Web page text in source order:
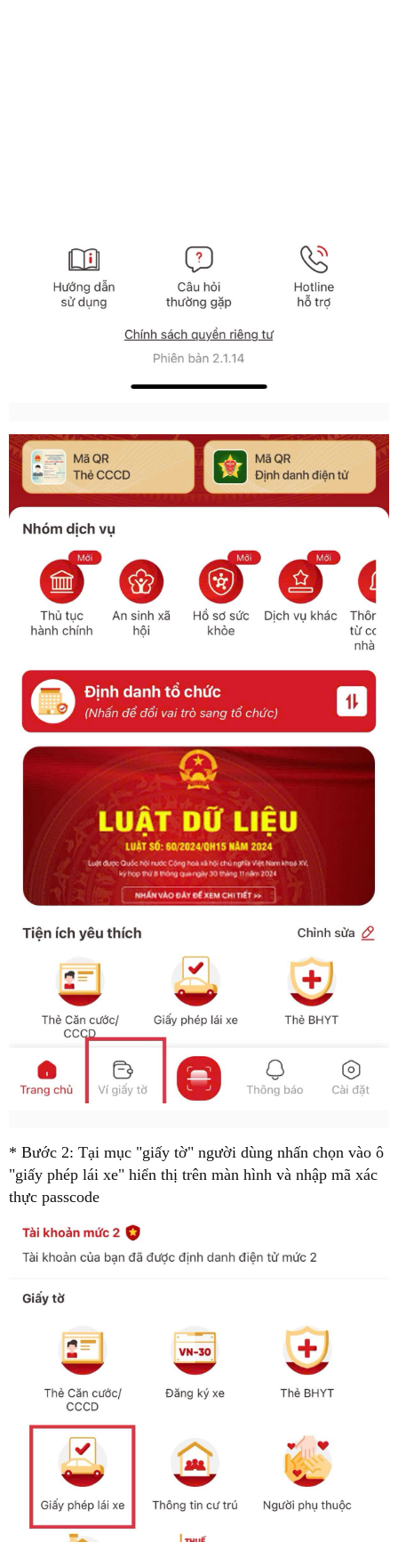
* Bước 2: Tại mục "giấy tờ" người dùng nhấn chọn vào ô
"giấy phép lái xe" hiển thị trên màn hình và nhập mã xác
thực passcode